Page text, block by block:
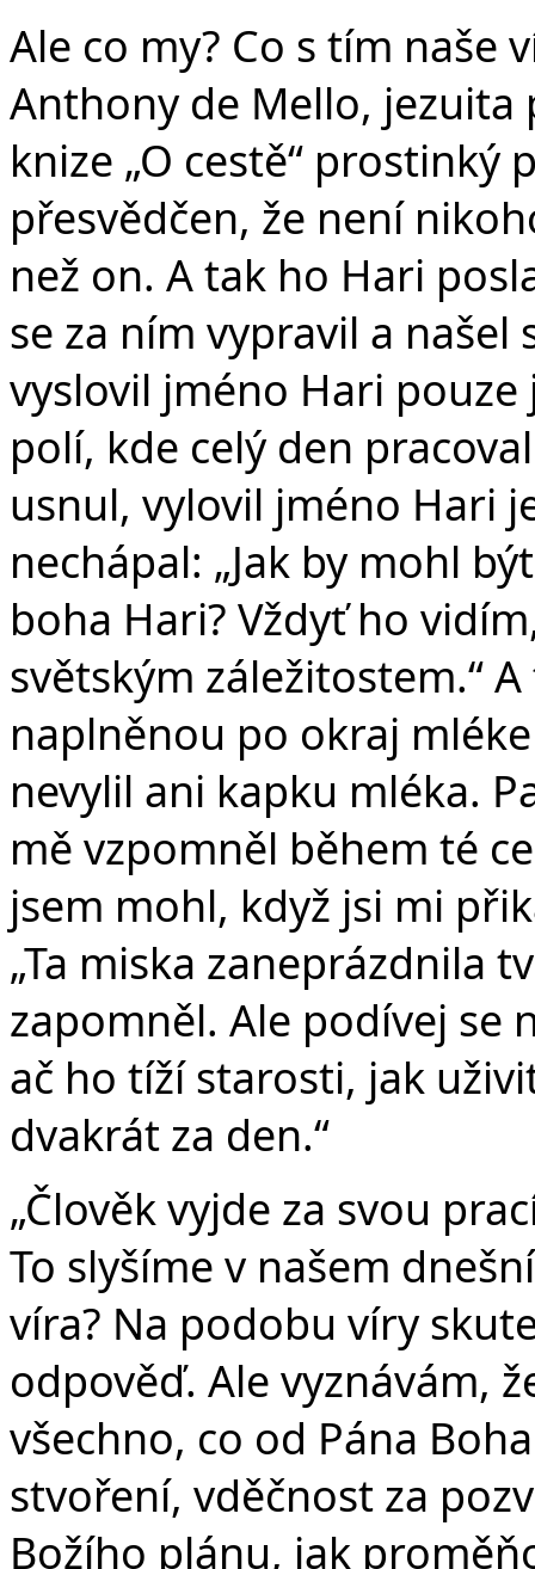
Ale co my? Co s tím naše
Anthony de Mello, jezuita
knize „O cestě“ prostinký
přesvědčen, že není
než on. A tak ho Hari
se za ním vypravil a
vyslovil jméno Hari
polí, kde celý den
usnul, vylovil jméno Hari
nechápal: „Jak by mohl
boha Hari? Vždyť ho
světským záležitostem.“
naplněnou po okraj
nevylil ani kapku mléka.
mě vzpomněl během té
jsem mohl, když jsi mi
„Ta miska zaneprázdnila
zapomněl. Ale podívej se
ač ho tíží starosti, jak
dvakrát za den.“
„Člověk vyjde za svou
To slyšíme v našem
víra? Na podobu víry
odpověď. Ale vyznávám,
všechno, co od Pána
stvoření, vděčnost za
Božího plánu, jak